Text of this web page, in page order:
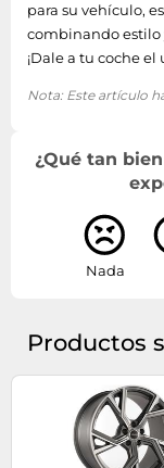
para su vehículo,
combinando estilo
¡Dale a tu coche
Nota: Este artículo
¿Qué tan
Nada
Productos